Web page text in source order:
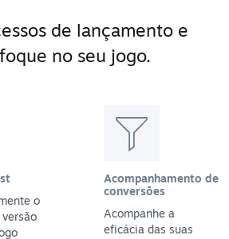
de lançamento e
no seu jogo.
o
Acompanhamento de
conversões
Acompanhe a
eficácia das suas